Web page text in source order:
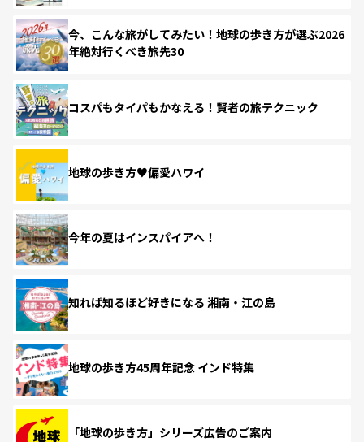
今、こんな旅がしてみたい！地球の歩き方が選ぶ2026
年絶対行くべき旅先30
コスパもタイパもかなえる！賢者の旅テクニック
地球の歩き方♥偏愛ハワイ
今年の夏はインスパイアへ！
知れば知るほど好きになる 湘南・江の島
地球の歩き方45周年記念 インド特集
「地球の歩き方」シリーズ広告のご案内